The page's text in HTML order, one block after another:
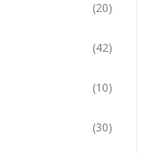
(20)
(42)
(10)
(30)